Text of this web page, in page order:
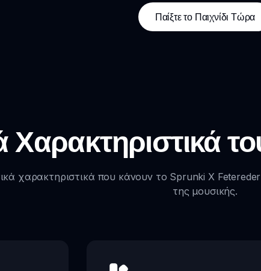
Παίξτε το Παιχνίδι Τώρα
Χαρακτηριστικά
χαρακτηριστικά που κάνουν το Sprunki X
της μουσικής.